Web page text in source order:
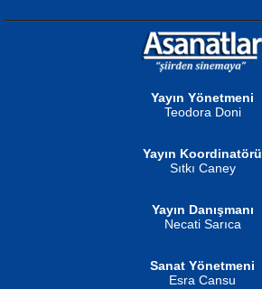
NURAN KÖSE BAYDAR
Ben Deniz Değilim ki...
Yayın Yönetmeni
Teodora Doni
Yayın Koordinatörü
Sıtkı Caney
Yayın Danışmanı
Necati Sarıca
Sanat Yönetmeni
Esra Cansu